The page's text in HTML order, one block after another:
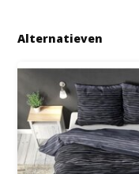
Alternatieven